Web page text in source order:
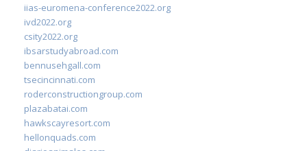
iias-euromena-conference2022.org
ivd2022.org
csity2022.org
ibsarstudyabroad.com
bennusehgall.com
tsecincinnati.com
roderconstructiongroup.com
plazabatai.com
hawkscayresort.com
hellonquads.com